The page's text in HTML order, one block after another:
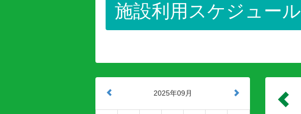
施設利用スケジュール
2025年09月